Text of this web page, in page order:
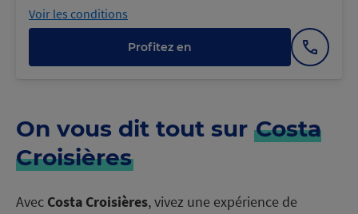
Voir les conditions
Profitez en
Afficher
le
On vous dit tout sur Costa
Croisières
Avec Costa Croisières, vivez une expérience de